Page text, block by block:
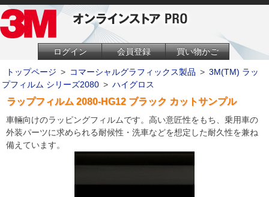
ログイン 会員登録 買い物かご
トップページ > コマーシャルグラフィックス製品 > 3M(TM) ラッ
プフィルム シリーズ2080 > ハイグロス
ラップフィルム 2080-HG12 ブラック カットサンプル
車輛向けのラッピングフィルムです。高い意匠性をもち、乗用車の
外装パーツに求められる耐候性・洗車などを想定した耐久性を兼ね
備えています。